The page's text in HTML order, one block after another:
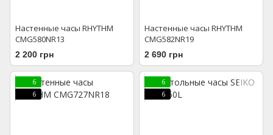
Настенные часы RHYTHM
CMG580NR13
2 200 грн
Настенные часы RHYTHM
CMG582NR19
2 690 грн
6
6
6
6